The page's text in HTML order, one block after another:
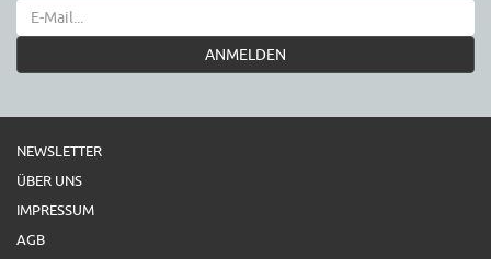
ANMELDEN
NEWSLETTER
ÜBER UNS
IMPRESSUM
AGB